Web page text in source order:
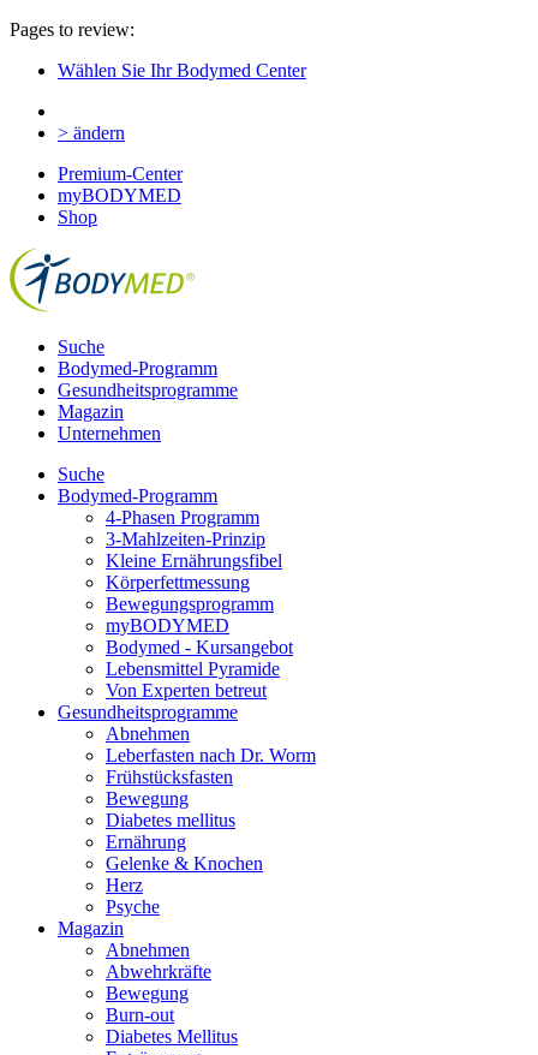
Pages to review:
Wählen Sie Ihr Bodymed Center
> ändern
Premium-Center
myBODYMED
Shop
Suche
Bodymed-Programm
Gesundheitsprogramme
Magazin
Unternehmen
Suche
Bodymed-Programm
4-Phasen Programm
3-Mahlzeiten-Prinzip
Kleine Ernährungsfibel
Körperfettmessung
Bewegungsprogramm
myBODYMED
Bodymed - Kursangebot
Lebensmittel Pyramide
Von Experten betreut
Gesundheitsprogramme
Abnehmen
Leberfasten nach Dr. Worm
Frühstücksfasten
Bewegung
Diabetes mellitus
Ernährung
Gelenke & Knochen
Herz
Psyche
Magazin
Abnehmen
Abwehrkräfte
Bewegung
Burn-out
Diabetes Mellitus